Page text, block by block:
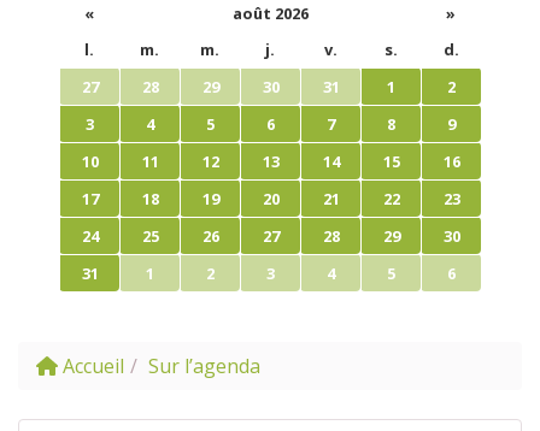
« août 2026
»
l.
m. m. j. v. s.
d.
27
28 29 30 31 1
2
3
4 5 6 7 8
9
10
11 12 13 14 15
16
17
18 19 20 21 22
23
24
25 26 27 28 29
30
31
1 2 3 4 5 6
Accueil Sur l’agenda